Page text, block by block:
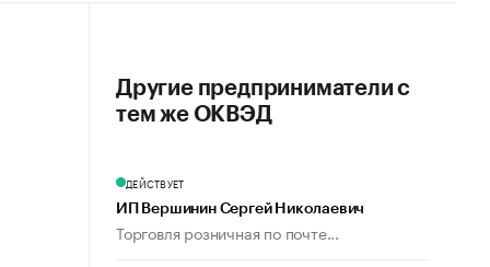
Другие предприниматели с
тем же ОКВЭД
ДЕЙСТВУЕТ
ИП Вершинин Сергей Николаевич
Торговля розничная по почте...